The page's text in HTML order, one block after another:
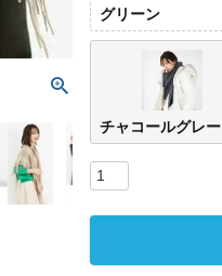
グリーン
チャコールグレー